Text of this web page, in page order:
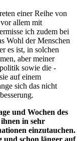
einer Reihe von
allem mit
ich zudem bei
Wohl der Menschen
es ist, in solchen
aber meiner
sowie die -
auf einem
sich das nicht
und Wochen des
in sehr
einzutauchen.
schon länger auf